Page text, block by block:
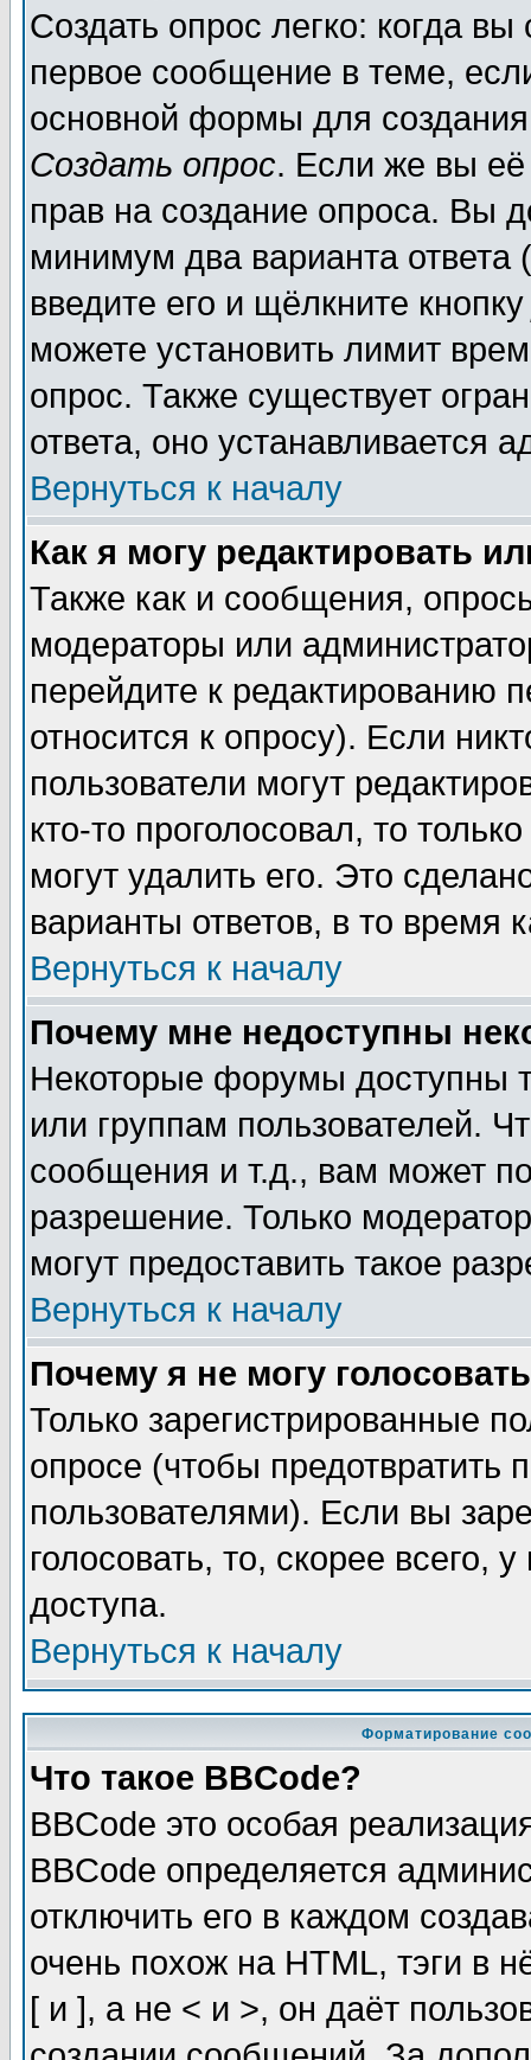
Создать опрос легко: когда
первое сообщение в теме,
основной формы для
Создать опрос. Если же вы её
прав на создание опроса. Вы
минимум два варианта ответа
введите его и щёлкните
можете установить лимит
опрос. Также существует
ответа, оно устанавливается
Вернуться к началу
Как я могу редактировать
Также как и сообщения,
модераторы или
перейдите к редактированию
относится к опросу). Если
пользователи могут
кто-то проголосовал, то
могут удалить его. Это
варианты ответов, в то время
Вернуться к началу
Почему мне недоступны
Некоторые форумы доступны
или группам пользователей.
сообщения и т.д., вам может
разрешение. Только
могут предоставить такое
Вернуться к началу
Почему я не могу
Только зарегистрированные
опросе (чтобы предотвратить
пользователями). Если вы
голосовать, то, скорее всего,
доступа.
Вернуться к началу
Форматирование
Что такое BBCode?
BBCode это особая
BBCode определяется
отключить его в каждом
очень похож на HTML, тэги в
[ и ], а не < и >, он даёт